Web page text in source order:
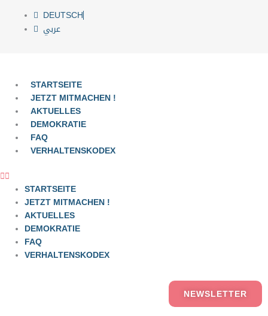
springen
DEUTSCH
عربي
STARTSEITE
JETZT MITMACHEN !
AKTUELLES
DEMOKRATIE
FAQ
VERHALTENSKODEX
STARTSEITE
JETZT MITMACHEN !
AKTUELLES
DEMOKRATIE
FAQ
VERHALTENSKODEX
NEWSLETTER